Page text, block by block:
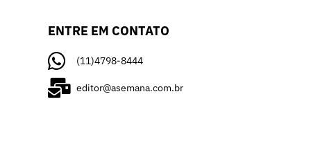
ENTRE EM CONTATO
(11)4798-8444
editor@asemana.com.br